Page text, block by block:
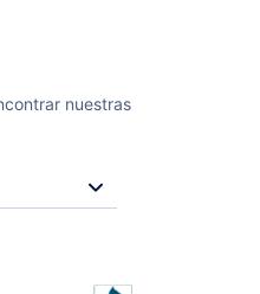
nuestras